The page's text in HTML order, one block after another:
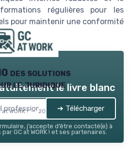
régulières pour les
pour maintenir une conformité
temps.
des solutions
le juridique
at WORK ! — 2026
le livre blanc
➔ Télécharger
j’accepte d’être contacté(e) à
GC at WORK ! et ses partenaires.